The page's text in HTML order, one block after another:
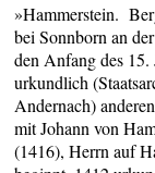
»Hammerstein.
bei Sonnborn an
den Anfang des
urkundlich
Andernach)
mit Johann von
(1416), Herrn auf